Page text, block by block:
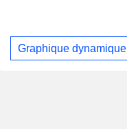
Graphique dynamique